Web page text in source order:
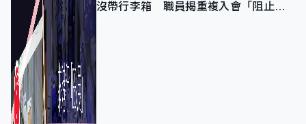
沒帶行李箱 職員揭重複入會「阻止唔